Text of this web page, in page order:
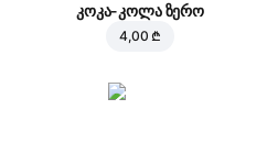
კოკა-კოლა ზერო
4,00 ₾